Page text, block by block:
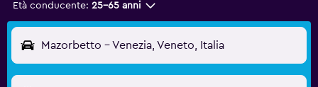
Età conducente: 25-65 anni
Mazorbetto - Venezia, Veneto, Italia